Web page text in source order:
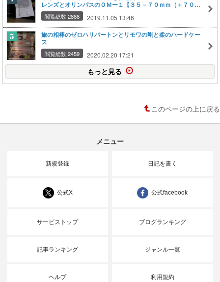
レンズとオリンパスのＯＭー１【３５－７０ｍｍ（＋７０－
２１０ｍｍ）】
閲覧総数 2888 2019.11.05 13:46
旅の相棒のゼロハリバートンとリモワの剛と柔のハードケー
ス
閲覧総数 2459 2020.02.20 17:21
もっと見る
このページの上に戻る
メニュー
新規登録 日記を書く
公式X 公式facebook
サービストップ ブログランキング
記事ランキング ジャンル一覧
ヘルプ 利用規約